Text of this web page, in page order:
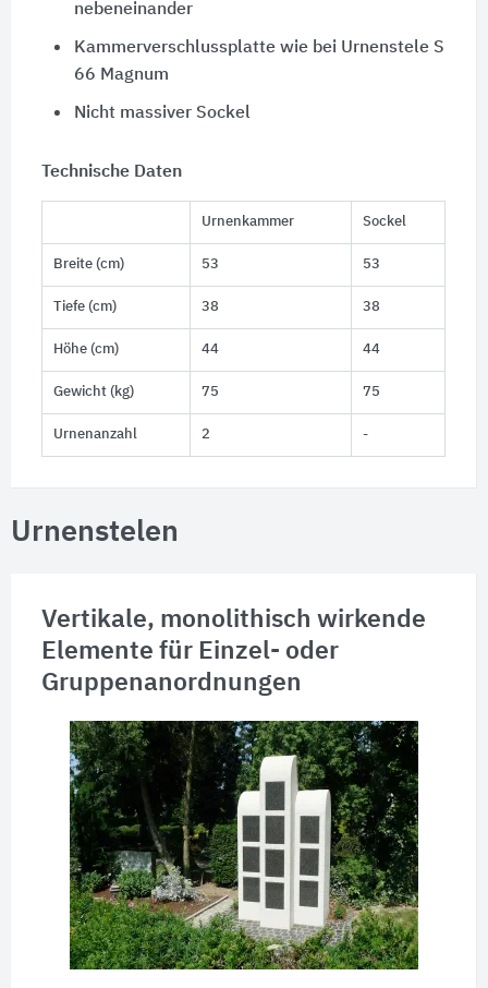
nebeneinander
Kammerverschlussplatte wie bei Urnenstele S
66 Magnum
Nicht massiver Sockel
Technische Daten
Urnenkammer Sockel
Breite (cm) 53 53
Tiefe (cm) 38 38
Höhe (cm) 44 44
Gewicht (kg) 75 75
Urnenanzahl 2 -
Urnenstelen
Vertikale, monolithisch wirkende
Elemente für Einzel- oder
Gruppenanordnungen